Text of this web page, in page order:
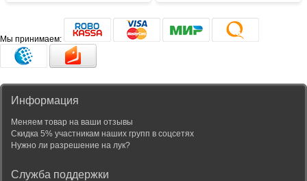
Мы принимаем:
Информация
Меняем товар на ваши отзывы
Скидка 5% участникам наших групп в соцсетях
Нужно ли разрешение на лук?
Служба поддержки